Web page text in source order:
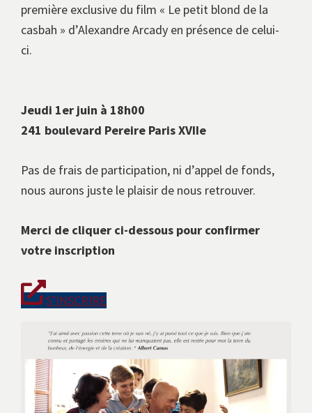
première exclusive du film « Le petit blond de la
casbah » d’Alexandre Arcady en présence de celui-
ci.
Jeudi 1er juin à 18h00
241 boulevard Pereire Paris XVIIe
Pas de frais de participation, ni d’appel de fonds,
nous aurons juste le plaisir de nous retrouver.
Merci de cliquer ci-dessous pour confirmer
votre inscription
S’INSCRIRE